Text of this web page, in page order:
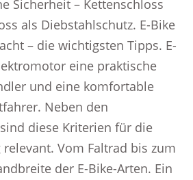
Sicherheit – Kettenschloss
als Diebstahlschutz. E-Bike
– die wichtigsten Tipps. E-
eine praktische
und eine komfortable
Neben den
diese Kriterien für die
Vom Faltrad bis zum
der E-Bike-Arten. Ein